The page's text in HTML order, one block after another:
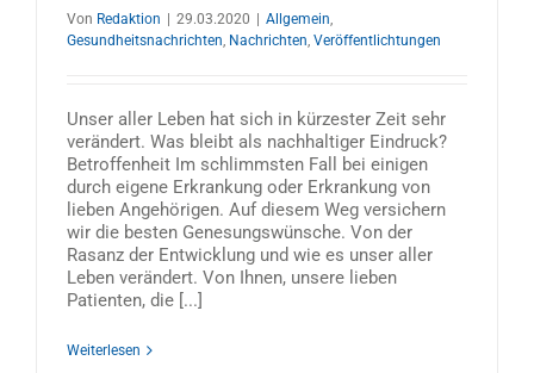
Von Redaktion 29.03.2020 Allgemein,
Gesundheitsnachrichten, Nachrichten, Veröffentlichtungen
Unser aller Leben hat sich in kürzester Zeit sehr
verändert. Was bleibt als nachhaltiger Eindruck?
Betroffenheit Im schlimmsten Fall bei einigen
durch eigene Erkrankung oder Erkrankung von
lieben Angehörigen. Auf diesem Weg versichern
wir die besten Genesungswünsche. Von der
Rasanz der Entwicklung und wie es unser aller
Leben verändert. Von Ihnen, unsere lieben
Patienten, die [...]
Weiterlesen